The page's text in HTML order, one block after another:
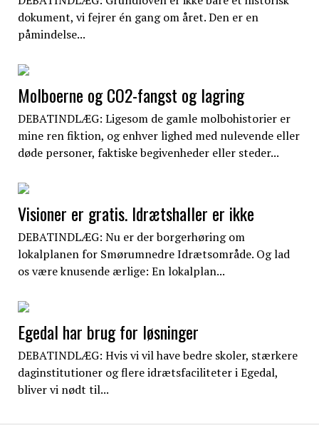
dokument, vi fejrer én gang om året. Den er en
påmindelse...
Molboerne og CO2-fangst og lagring
DEBATINDLÆG: Ligesom de gamle molbohistorier er
mine ren fiktion, og enhver lighed med nulevende eller
døde personer, faktiske begivenheder eller steder...
Visioner er gratis. Idrætshaller er ikke
DEBATINDLÆG: Nu er der borgerhøring om
lokalplanen for Smørumnedre Idrætsområde. Og lad
os være knusende ærlige: En lokalplan...
Egedal har brug for løsninger
DEBATINDLÆG: Hvis vi vil have bedre skoler, stærkere
daginstitutioner og flere idrætsfaciliteter i Egedal,
bliver vi nødt til...